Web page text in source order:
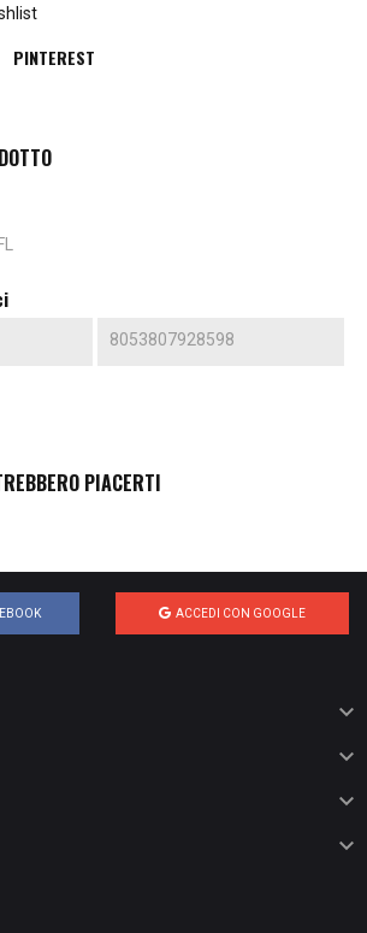
PINTEREST
8053807928598
PIACERTI
ACCEDI CON GOOGLE



